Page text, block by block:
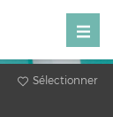
Sélectionner